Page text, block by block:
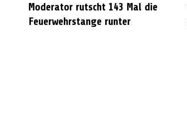
Moderator rutscht 143 Mal die
Feuerwehrstange runter